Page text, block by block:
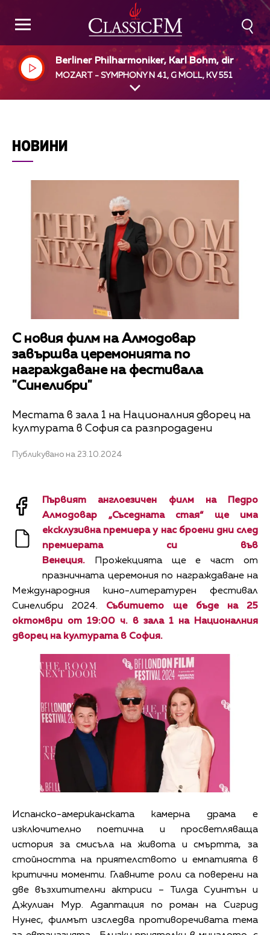
Berliner Philharmoniker, Karl Bohm, dir
MOZART - SYMPHONY N 41, G MOLL, KV 551
НОВИНИ
С новия филм на Алмодовар
завършва церемонията по
награждаване на фестивала
"Синелибри"
Местата в зала 1 на Националния дворец на
културата в София са разпродадени
Публикувано на 23.10.2024
Първият англоезичен филм на Педро
Алмодовар „Съседната стая“ ще има
ексклузивна премиера у нас броени дни след
премиерата си във
Венеция. Прожекцията ще е част от
празничната церемония по награждаване на
Международния кино-литературен фестивал
Синелибри 2024. Събитието ще бъде на 25
октомври от 19:00 ч. в зала 1 на Националния
дворец на културата в София.
Испанско-американската камерна драма е
изключително поетична и просветляваща
история за смисъла на живота и смъртта, за
стойността на приятелството и емпатията в
критични моменти. Главните роли са поверени на
две възхитителни актриси – Тилда Суинтън и
Джулиан Мур. Адаптация по роман на Сигрид
Нунес, филмът изследва противоречивата тема